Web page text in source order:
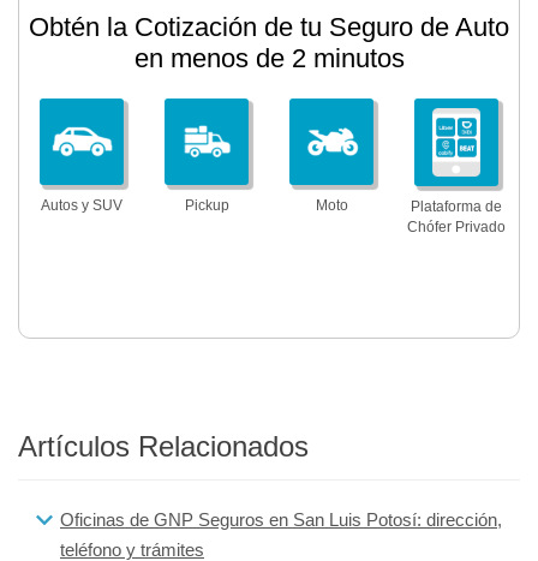
Obtén la Cotización de tu Seguro de Auto
en menos de 2 minutos
Autos y SUV Pickup Moto
Plataforma de
Chófer Privado
Artículos Relacionados
Oficinas de GNP Seguros en San Luis Potosí: dirección,
teléfono y trámites